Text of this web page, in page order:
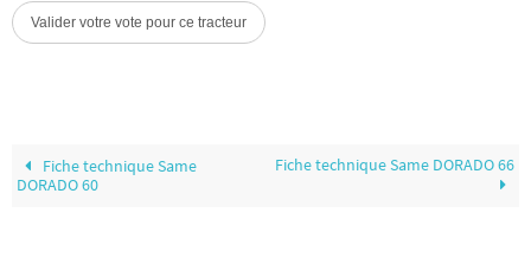
Fiche technique Same
DORADO 60
Fiche technique Same DORADO 66